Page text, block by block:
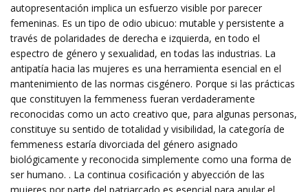
autopresentación implica un esfuerzo visible por parecer
femeninas. Es un tipo de odio ubicuo: mutable y persistente a
través de polaridades de derecha e izquierda, en todo el
espectro de género y sexualidad, en todas las industrias. La
antipatía hacia las mujeres es una herramienta esencial en el
mantenimiento de las normas cisgénero. Porque si las prácticas
que constituyen la femmeness fueran verdaderamente
reconocidas como un acto creativo que, para algunas personas,
constituye su sentido de totalidad y visibilidad, la categoría de
femmeness estaría divorciada del género asignado
biológicamente y reconocida simplemente como una forma de
ser humano. . La continua cosificación y abyección de las